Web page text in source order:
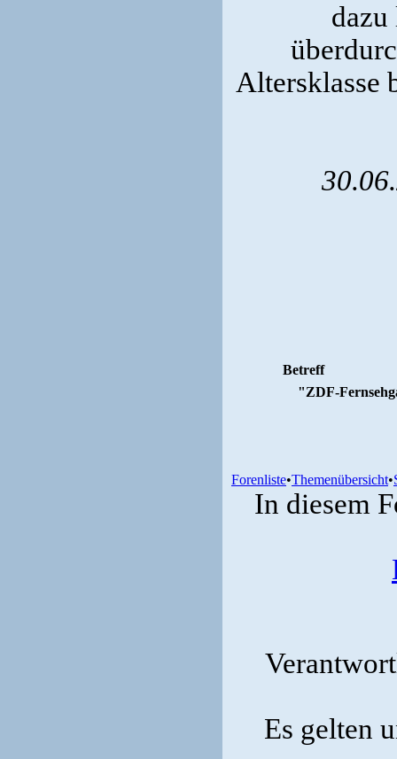
dazu
Altersklasse
Betreff
"ZDF-
Forenliste•Themenübersicht•
In diesem
Es gelten